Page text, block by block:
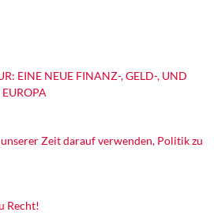
EINE NEUE FINANZ-, GELD-, UND
unserer Zeit darauf verwenden, Politik zu
Recht!